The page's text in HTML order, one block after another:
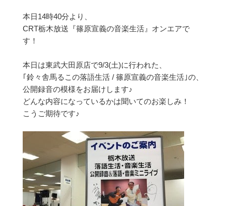
本日14時40分より、
CRT栃木放送『篠原宣義の音楽生活』オンエアで
す！
本日は東武大田原店で9/3(土)に行われた、
｢鈴々舎馬るこの落語生活 / 篠原宣義の音楽生活｣の、
公開録音の模様をお届けします♪
どんな内容になっているかは聞いてのお楽しみ！
こうご期待です♪